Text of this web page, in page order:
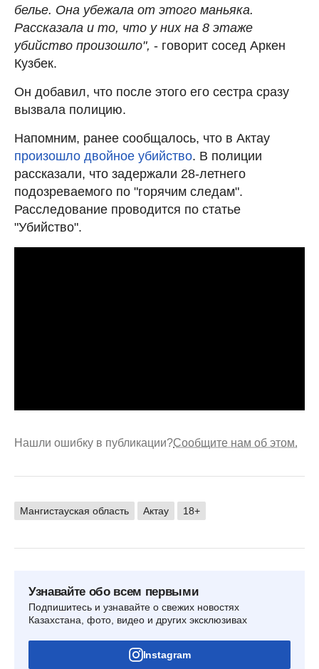
белье. Она убежала от этого маньяка.
Рассказала и то, что у них на 8 этаже
убийство произошло", - говорит сосед Аркен
Кузбек.
Он добавил, что после этого его сестра сразу
вызвала полицию.
Напомним, ранее сообщалось, что в Актау
произошло двойное убийство. В полиции
рассказали, что задержали 28-летнего
подозреваемого по "горячим следам".
Расследование проводится по статье
"Убийство".
Нашли ошибку в публикации?Сообщите нам об этом.
Мангистауская область Актау 18+
Узнавайте обо всем первыми
Подпишитесь и узнавайте о свежих новостях
Казахстана, фото, видео и других эксклюзивах
Instagram